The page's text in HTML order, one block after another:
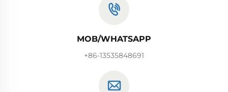
MOB/WHATSAPP
+86-13535848691